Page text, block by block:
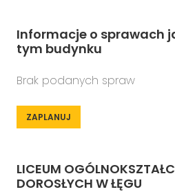
Informacje o sprawach
tym budynku
Brak podanych spraw
ZAPLANUJ
LICEUM
DOROSŁYCH W ŁĘGU